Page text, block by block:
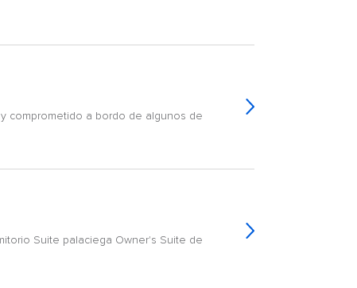
comprometido a bordo de algunos de
Suite palaciega Owner's Suite de